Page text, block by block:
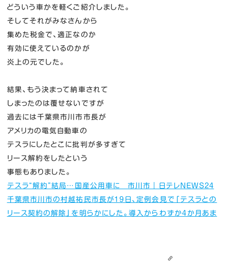
どういう車かを軽くご紹介しました。
そしてそれがみなさんから
集めた税金で、適正なのか
有効に使えているのかが
炎上の元でした。
結果、もう決まって納車されて
しまったのは覆せないですが
過去には千葉県市川市市長が
アメリカの電気自動車の
テスラにしたとこに批判が多すぎて
リース解約をしたという
事態もありました。
テスラ“解約”結局…国産公用車に 市川市｜日テレNEWS24
千葉県市川市の村越祐民市長が１９日、定例会見で「テスラとの
リース契約の解除」を明らかにした。導入からわずか４か月あま